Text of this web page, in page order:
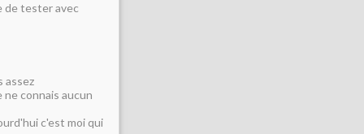
de tester avec
assez
connais aucun
c'est moi qui